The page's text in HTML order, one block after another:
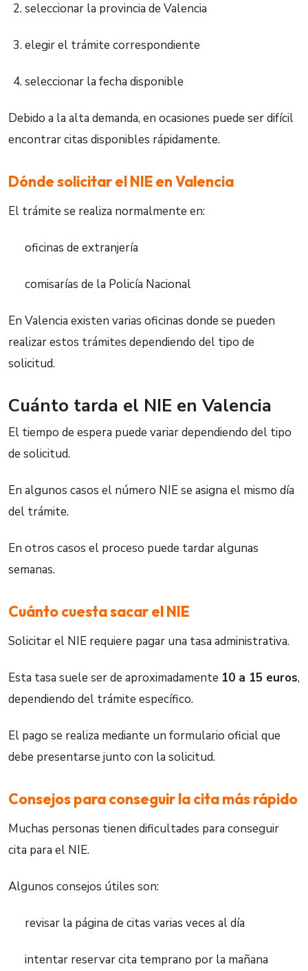
seleccionar la provincia de Valencia
elegir el trámite correspondiente
seleccionar la fecha disponible
Debido a la alta demanda, en ocasiones puede ser difícil
encontrar citas disponibles rápidamente.
Dónde solicitar el NIE en Valencia
El trámite se realiza normalmente en:
oficinas de extranjería
comisarías de la Policía Nacional
En Valencia existen varias oficinas donde se pueden
realizar estos trámites dependiendo del tipo de
solicitud.
Cuánto tarda el NIE en Valencia
El tiempo de espera puede variar dependiendo del tipo
de solicitud.
En algunos casos el número NIE se asigna el mismo día
del trámite.
En otros casos el proceso puede tardar algunas
semanas.
Cuánto cuesta sacar el NIE
Solicitar el NIE requiere pagar una tasa administrativa.
Esta tasa suele ser de aproximadamente 10 a 15 euros,
dependiendo del trámite específico.
El pago se realiza mediante un formulario oficial que
debe presentarse junto con la solicitud.
Consejos para conseguir la cita más rápido
Muchas personas tienen dificultades para conseguir
cita para el NIE.
Algunos consejos útiles son:
revisar la página de citas varias veces al día
intentar reservar cita temprano por la mañana